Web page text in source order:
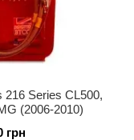
Series CL500,
(2006-2010)
грн